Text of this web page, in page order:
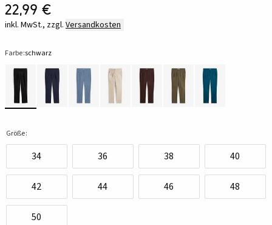
22,99 €
inkl. MwSt., zzgl. Versandkosten
Farbe:schwarz
Größe:
34 36 38 40
42 44 46 48
50